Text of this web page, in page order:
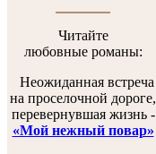
Читайте
любовные романы:
Неожиданная встреча
на проселочной дороге,
перевернувшая жизнь -
«Мой нежный повар»